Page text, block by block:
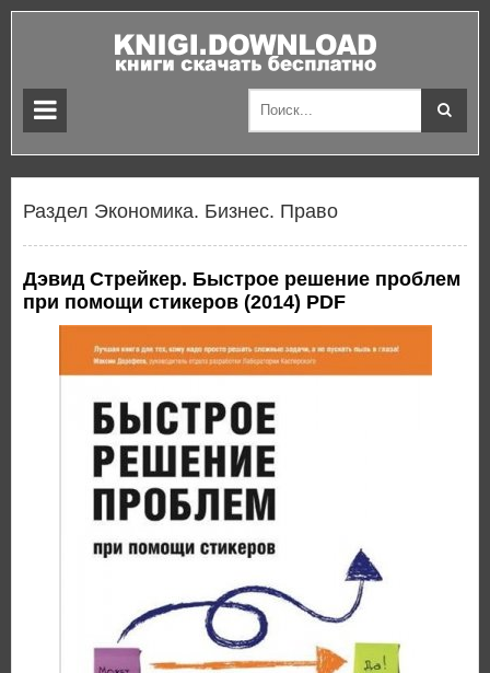
Раздел Экономика. Бизнес. Право
Дэвид Стрейкер. Быстрое решение проблем
при помощи стикеров (2014) PDF